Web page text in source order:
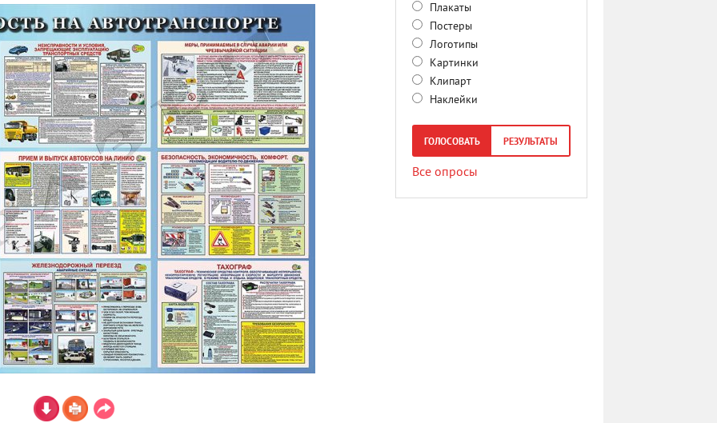
Плакаты
Постеры
Логотипы
Картинки
Клипарт
Наклейки
ГОЛОСОВАТЬ РЕЗУЛЬТАТЫ
Все опросы